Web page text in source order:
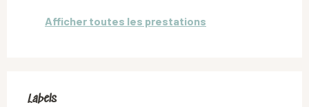
Afficher toutes les prestations
Labels
Labels